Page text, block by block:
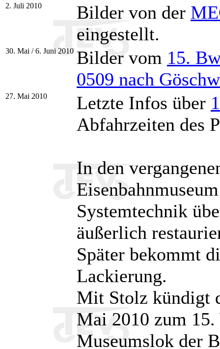
2. Juli 2010 Bilder von der
eingestellt.
30. Mai / 6. Juni 2010 Bilder vom 15.
0509 nach
27. Mai 2010 Letzte Infos über
Abfahrzeiten des
In den
Systemtechnik
äußerlich
Später bekommt
Lackierung.
Mit Stolz kündigt
Mai 2010 zum 15.
Museumslok der